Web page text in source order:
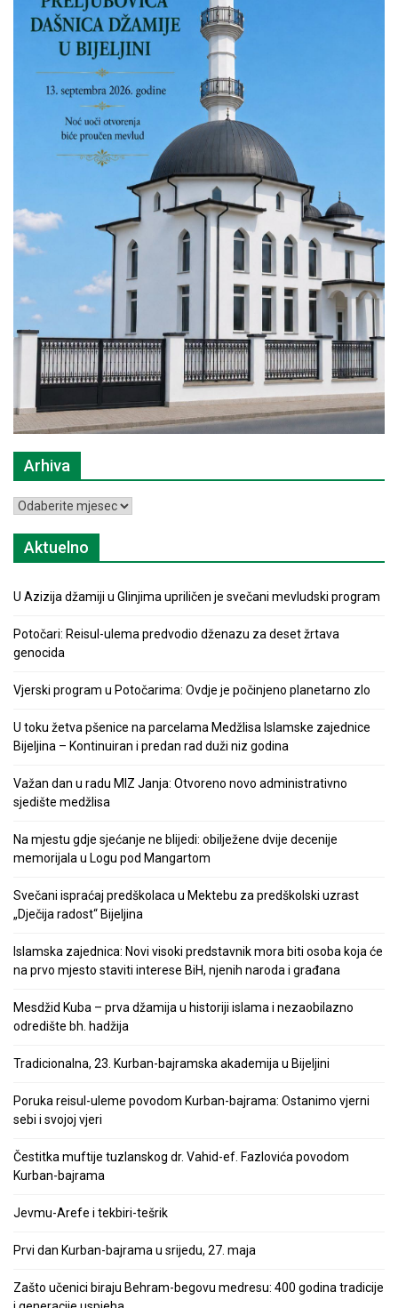
Arhiva
Arhiva
Aktuelno
U Azizija džamiji u Glinjima upriličen je svečani mevludski program
Potočari: Reisul-ulema predvodio dženazu za deset žrtava
genocida
Vjerski program u Potočarima: Ovdje je počinjeno planetarno zlo
U toku žetva pšenice na parcelama Medžlisa Islamske zajednice
Bijeljina – Kontinuiran i predan rad duži niz godina
Važan dan u radu MIZ Janja: Otvoreno novo administrativno
sjedište medžlisa
Na mjestu gdje sjećanje ne blijedi: obilježene dvije decenije
memorijala u Logu pod Mangartom
Svečani ispraćaj predškolaca u Mektebu za predškolski uzrast
„Dječija radost“ Bijeljina
Islamska zajednica: Novi visoki predstavnik mora biti osoba koja će
na prvo mjesto staviti interese BiH, njenih naroda i građana
Mesdžid Kuba – prva džamija u historiji islama i nezaobilazno
odredište bh. hadžija
Tradicionalna, 23. Kurban-bajramska akademija u Bijeljini
Poruka reisul-uleme povodom Kurban-bajrama: Ostanimo vjerni
sebi i svojoj vjeri
Čestitka muftije tuzlanskog dr. Vahid-ef. Fazlovića povodom
Kurban-bajrama
Jevmu-Arefe i tekbiri-tešrik
Prvi dan Kurban-bajrama u srijedu, 27. maja
Zašto učenici biraju Behram-begovu medresu: 400 godina tradicije